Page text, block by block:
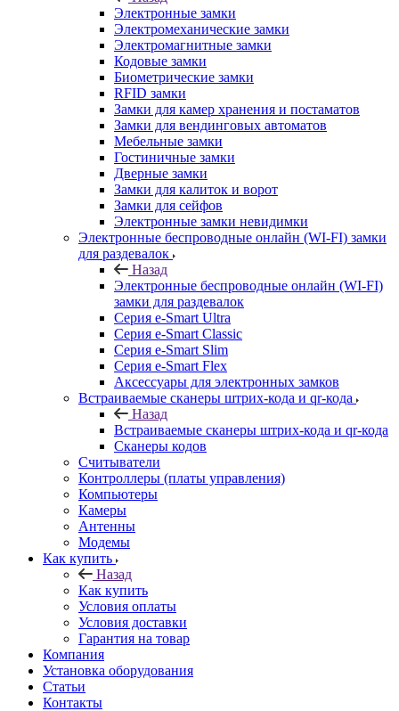
Электронные замки
Электромеханические замки
Электромагнитные замки
Кодовые замки
Биометрические замки
RFID замки
Замки для камер хранения и постаматов
Замки для вендинговых автоматов
Мебельные замки
Гостиничные замки
Дверные замки
Замки для калиток и ворот
Замки для сейфов
Электронные замки невидимки
Электронные беспроводные онлайн (WI-FI) замки
для раздевалок
Назад
Электронные беспроводные онлайн (WI-FI)
замки для раздевалок
Серия e-Smart Ultra
Серия e-Smart Classic
Серия e-Smart Slim
Серия e-Smart Flex
Аксессуары для электронных замков
Встраиваемые сканеры штрих-кода и qr-кода
Назад
Встраиваемые сканеры штрих-кода и qr-кода
Сканеры кодов
Считыватели
Контроллеры (платы управления)
Компьютеры
Камеры
Антенны
Модемы
Как купить
Назад
Как купить
Условия оплаты
Условия доставки
Гарантия на товар
Компания
Установка оборудования
Статьи
Контакты